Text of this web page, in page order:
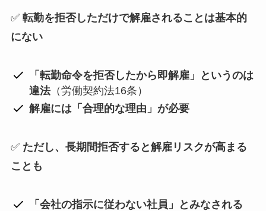
✅ 転勤を拒否しただけで解雇されることは基本的
にない
「転勤命令を拒否したから即解雇」というのは
違法（労働契約法16条）
解雇には「合理的な理由」が必要
✅ ただし、長期間拒否すると解雇リスクが高まる
ことも
「会社の指示に従わない社員」とみなされる